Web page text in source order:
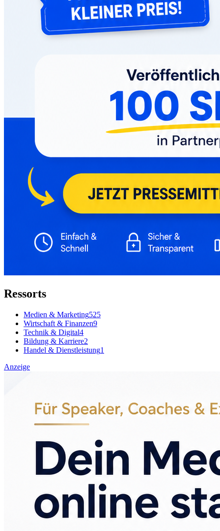
Ressorts
Medien & Marketing525
Wirtschaft & Finanzen9
Technik & Digital4
Bildung & Karriere2
Handel & Dienstleistung1
Anzeige